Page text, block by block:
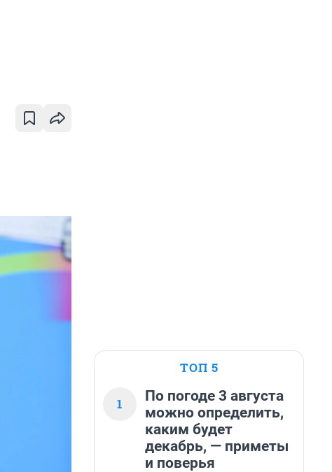
ТОП 5
1
По погоде 3 августа
можно определить,
каким будет
декабрь, — приметы
и поверья